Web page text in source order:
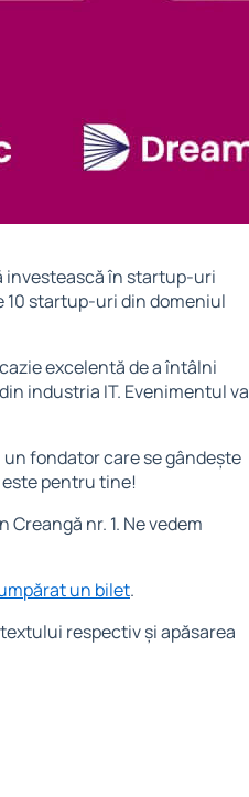
investească în startup-uri
10 startup-uri din domeniul
excelentă de a întâlni
industria IT. Evenimentul va
fondator care se gândește
pentru tine!
nr. 1. Ne vedem
un bilet.
respectiv și apăsarea